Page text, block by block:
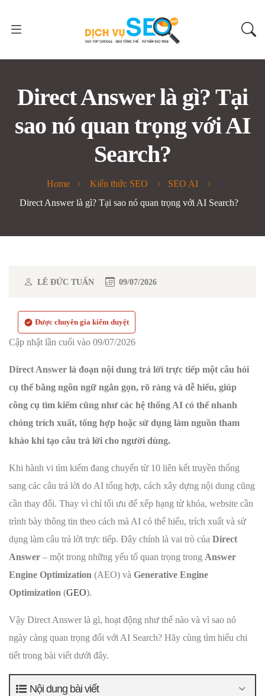
Direct Answer là gì? Tại
sao nó quan trọng với AI
Search?
Home Kiến thức SEO
SEO AI
Direct Answer là gì? Tại sao nó quan trọng với AI Search?
LÊ ĐỨC TUẤN 09/07/2026
Được chuyên gia kiểm duyệt
Cập nhật lần cuối vào 09/07/2026
Direct Answer là đoạn nội dung trả lời trực tiếp một câu hỏi
cụ thể bằng ngôn ngữ ngắn gọn, rõ ràng và dễ hiểu, giúp
công cụ tìm kiếm cũng như các hệ thống AI có thể nhanh
chóng trích xuất, tổng hợp hoặc sử dụng làm nguồn tham
khảo khi tạo câu trả lời cho người dùng.
Khi hành vi tìm kiếm đang chuyển từ 10 liên kết truyền thống
sang các câu trả lời do AI tổng hợp, cách xây dựng nội dung cũng
cần thay đổi. Thay vì chỉ tối ưu để xếp hạng từ khóa, website cần
trình bày thông tin theo cách mà AI có thể hiểu, trích xuất và sử
dụng làm câu trả lời trực tiếp. Đây chính là vai trò của Direct
Answer – một trong những yếu tố quan trọng trong Answer
Engine Optimization (AEO) và Generative Engine
Optimization (GEO).
Vậy Direct Answer là gì, hoạt động như thế nào và vì sao nó
ngày càng quan trọng đối với AI Search? Hãy cùng tìm hiểu chi
tiết trong bài viết dưới đây.
Nội dung bài viết